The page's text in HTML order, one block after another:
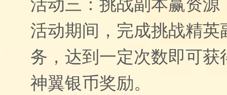
活动期间，完成挑战精
务，达到一定次数即可
神翼银币奖励。